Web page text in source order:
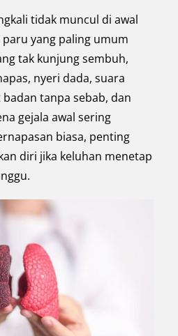
tidak muncul di awal
yang paling umum
tak kunjung sembuh,
nyeri dada, suara
tanpa sebab, dan
gejala awal sering
biasa, penting
diri jika keluhan menetap